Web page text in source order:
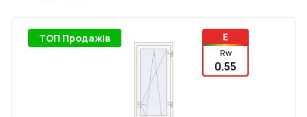
ТОП Продажів E
Rw
0.55